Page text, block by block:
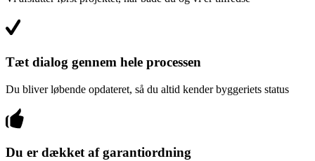
Tæt dialog gennem hele processen
Du bliver løbende opdateret, så du altid kender byggeriets status
Du er dækket af garantiordning